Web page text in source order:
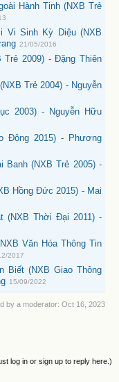
Hành Tinh (NXB Trẻ
Vi Sinh Kỳ Diệu (NXB
21/05/2016
2009) - Đặng Thiên
Trẻ 2004) - Nguyễn
2003) - Nguyễn Hữu
Động 2015) - Phương
Banh (NXB Trẻ 2005) -
Hồng Đức 2015) - Mai
(NXB Thời Đại 2011) -
Văn Hóa Thông Tin
2017
Biết (NXB Giao Thông
15/09/2022
by a moderator: Oct 16, 2023
log in or sign up to reply here.)